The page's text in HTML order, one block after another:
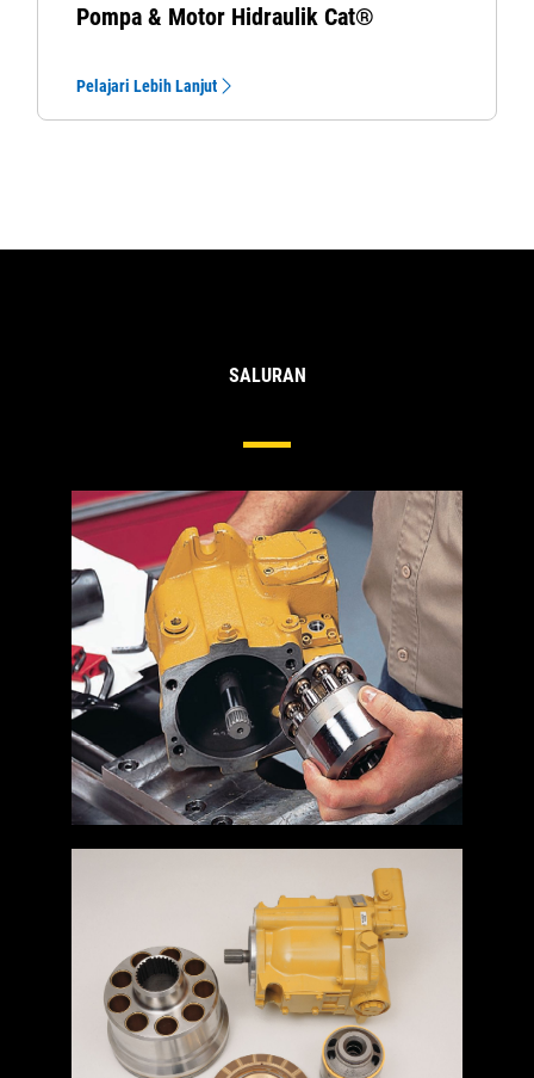
Pompa & Motor Hidraulik Cat®
Pelajari Lebih Lanjut
SALURAN